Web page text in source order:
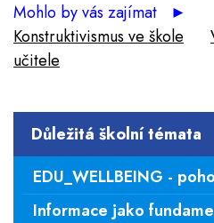
Mohlo by vás zajímat ►
Konstruktivismus ve škole
učitele
Důležitá školní témata
EDU_WELLBEING -
Informace jako